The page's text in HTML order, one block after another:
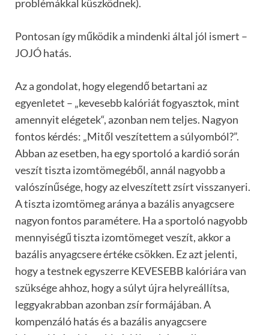
problémákkal küszködnek).
Pontosan így működik a mindenki által jól ismert –
JOJÓ hatás.
Az a gondolat, hogy elegendő betartani az
egyenletet – „kevesebb kalóriát fogyasztok, mint
amennyit elégetek“, azonban nem teljes. Nagyon
fontos kérdés: „Mitől veszítettem a súlyomból?”.
Abban az esetben, ha egy sportoló a kardió során
veszít tiszta izomtömegéből, annál nagyobb a
valószínűsége, hogy az elveszített zsírt visszanyeri.
A tiszta izomtömeg aránya a bazális anyagcsere
nagyon fontos paramétere. Ha a sportoló nagyobb
mennyiségű tiszta izomtömeget veszít, akkor a
bazális anyagcsere értéke csökken. Ez azt jelenti,
hogy a testnek egyszerre KEVESEBB kalóriára van
szüksége ahhoz, hogy a súlyt újra helyreállítsa,
leggyakrabban azonban zsír formájában. A
kompenzáló hatás és a bazális anyagcsere